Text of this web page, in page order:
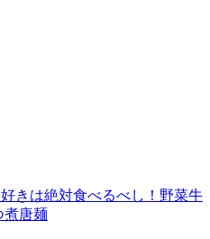
きは絶対食べるべし！野菜牛
煮唐麺